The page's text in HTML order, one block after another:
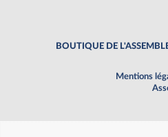
BOUTIQUE DE
Mentions